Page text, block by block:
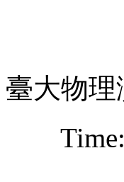
臺大物理
Time: